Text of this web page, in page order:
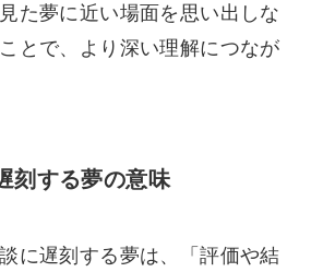
た夢に近い場面を思い出しな
とで、より深い理解につなが
刻する夢の意味
に遅刻する夢は、「評価や結